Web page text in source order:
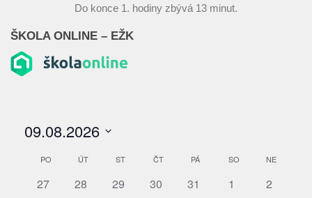
Do konce 1. hodiny zbývá 13 minut.
ŠKOLA ONLINE – EŽK